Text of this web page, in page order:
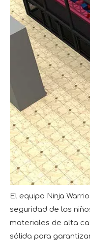
El equipo Ninja
seguridad de los
materiales de alta
sólida para